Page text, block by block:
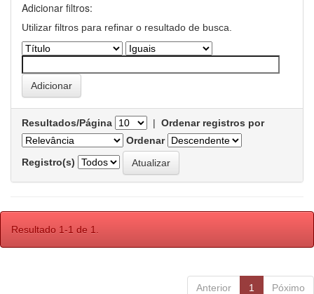
Adicionar filtros:
Utilizar filtros para refinar o resultado de busca.
Resultados/Página | Ordenar registros por
Ordenar
Registro(s)
Resultado 1-1 de 1.
Anterior 1 Póximo